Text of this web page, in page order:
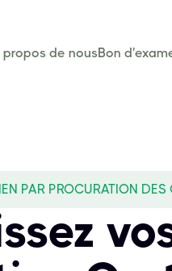
propos de nousBon
PAR PROCURATION